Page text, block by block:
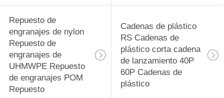
Repuesto de
engranajes de nylon
Repuesto de
engranajes de
UHMWPE Repuesto
de engranajes POM
Repuesto
Cadenas de plástico
RS Cadenas de
plástico corta cadena
de lanzamiento 40P
60P Cadenas de
plástico